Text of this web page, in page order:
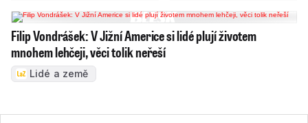
Filip Vondrášek: V Jižní Americe si lidé plují životem
mnohem lehčeji, věci tolik neřeší
Lidé a země